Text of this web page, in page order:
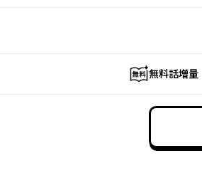
無料話増量